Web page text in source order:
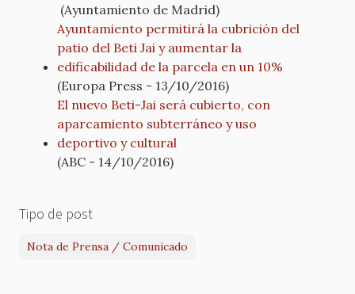
(Ayuntamiento de Madrid)
Ayuntamiento permitirá la cubrición del
patio del Beti Jai y aumentar la
edificabilidad de la parcela en un 10%
(Europa Press - 13/10/2016)
El nuevo Beti-Jai será cubierto, con
aparcamiento subterráneo y uso
deportivo y cultural
(ABC - 14/10/2016)
Tipo de post
Nota de Prensa / Comunicado